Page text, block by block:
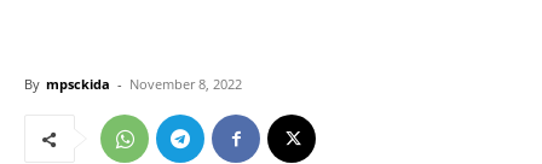
By mpsckida - November 8, 2022